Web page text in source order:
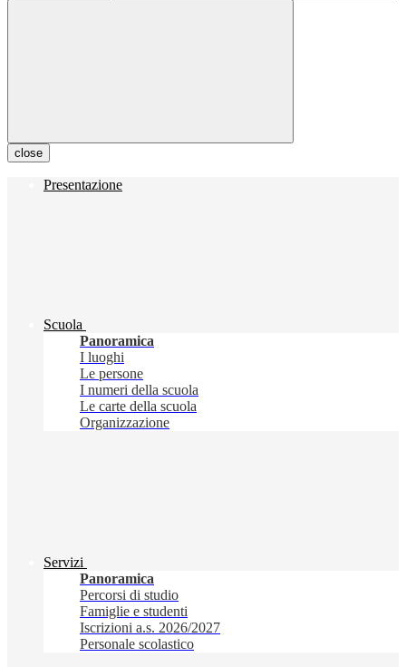
close
Presentazione
Scuola
Panoramica
I luoghi
Le persone
I numeri della scuola
Le carte della scuola
Organizzazione
Servizi
Panoramica
Percorsi di studio
Famiglie e studenti
Iscrizioni a.s. 2026/2027
Personale scolastico